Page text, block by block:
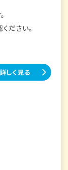
ださい。
詳しく見る